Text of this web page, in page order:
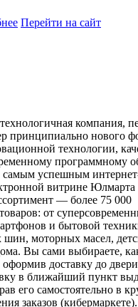
Перейти на сайт
компания,
принципиально нового
технологии,
программному
самым успешным
витрине Юлмарта
— более 75 000
от
и бытовой
моторных масел,
Вы сами выбираете,
оформив доставку до
в ближайший пункт
его самостоятельно в
заказов (кибермаркете).